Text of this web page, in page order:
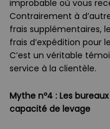
improbable où vous
Contrairement à
frais supplémentaires,
frais d’expédition pour
C’est un véritable
service à la clientèle.
Mythe nº4 : Les
capacité de levage